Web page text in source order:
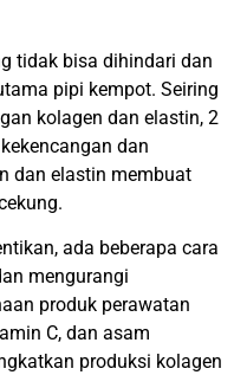
tidak bisa dihindari dan
pipi kempot. Seiring
kolagen dan elastin, 2
dan
dan elastin membuat
ada beberapa cara
mengurangi
produk perawatan
C, dan asam
produksi kolagen